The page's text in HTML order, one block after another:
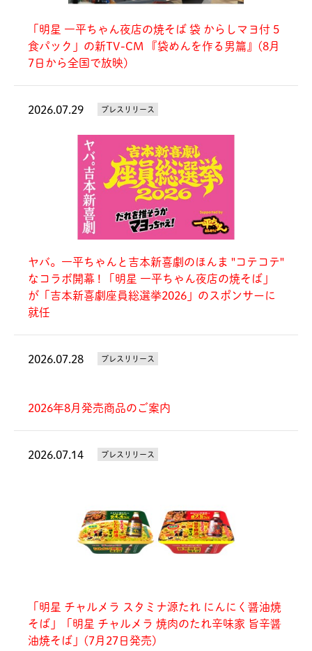
「明星 一平ちゃん夜店の焼そば 袋 からしマヨ付 5
食パック」の新TV-CM 『袋めんを作る男篇』(8月
7日から全国で放映)
2026.07.29 プレスリリース
ヤバ。一平ちゃんと吉本新喜劇のほんま "コテコテ"
なコラボ開幕 ! 「明星 一平ちゃん夜店の焼そば」
が「吉本新喜劇座員総選挙2026」のスポンサーに
就任
2026.07.28 プレスリリース
2026年8月発売商品のご案内
2026.07.14 プレスリリース
「明星 チャルメラ スタミナ源たれ にんにく醤油焼
そば」「明星 チャルメラ 焼肉のたれ辛味家 旨辛醤
油焼そば」(7月27日発売)